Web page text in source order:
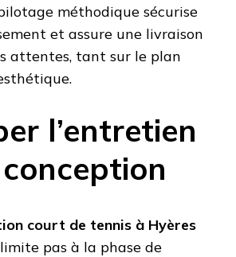
méthodique sécurise
et assure une livraison
attentes, tant sur le plan
l’entretien
court de tennis à Hyères
pas à la phase de